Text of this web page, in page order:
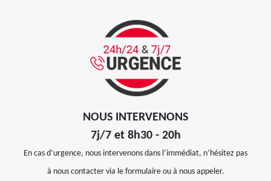
NOUS INTERVENONS
7j/7 et 8h30 - 20h
En cas d’urgence, nous intervenons dans l’immédiat, n’hésitez pas
à nous contacter via le formulaire ou à nous appeler.